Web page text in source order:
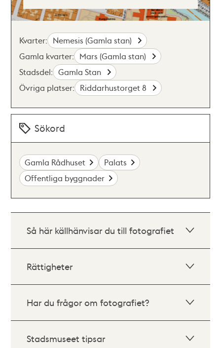
Kvarter: Nemesis (Gamla stan)
Gamla kvarter: Mars (Gamla stan)
Stadsdel: Gamla Stan
Övriga platser: Riddarhustorget 8
Sökord
Gamla Rådhuset
Palats
Offentliga byggnader
Så här källhänvisar du till fotografiet
Rättigheter
Har du frågor om fotografiet?
Stadsmuseet tipsar